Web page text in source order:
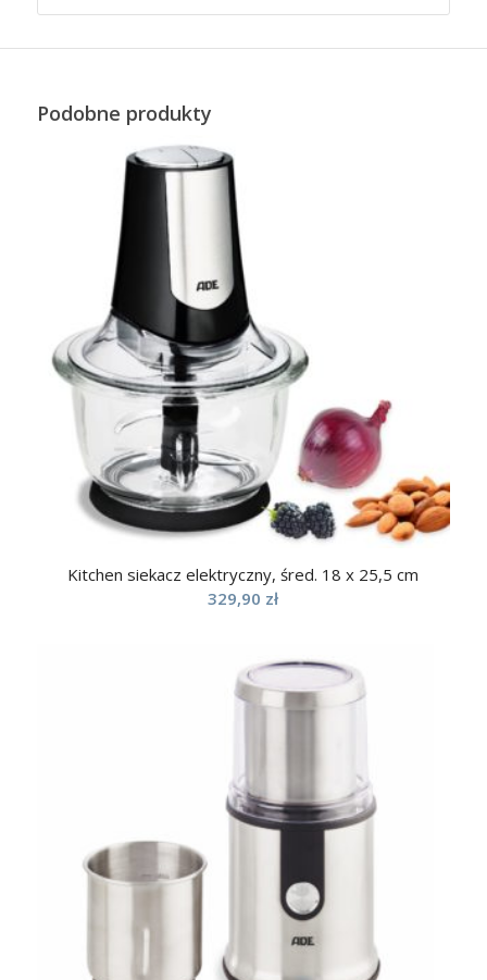
Podobne produkty
Kitchen siekacz elektryczny, śred. 18 x 25,5 cm
329,90 zł